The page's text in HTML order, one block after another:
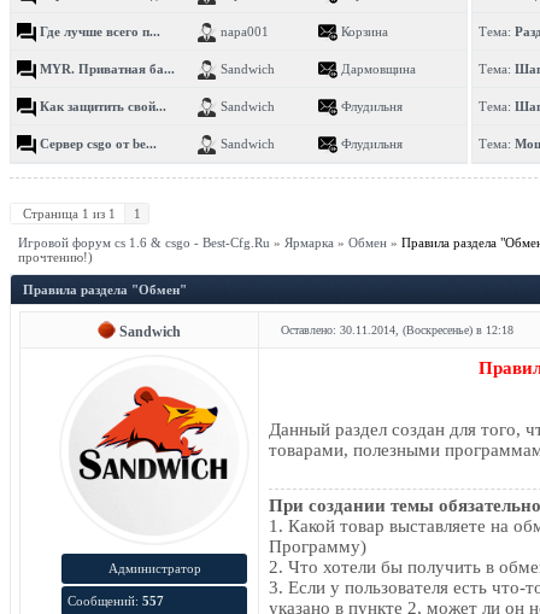
Где лучше всего п... napa001 Корзина
MYR. Приватная ба... Sandwich Дармовщина
Как защитить свой... Sandwich Флудильня
Сервер csgo от be... Sandwich Флудильня
Тема:
Тема:
Тема:
Тема:
Страница 1 из 1
1
Игровой форум cs 1.6 & csgo - Best-Cfg.Ru » Ярмарка » Обмен » Правила раздела
прочтению!)
Правила раздела "Обмен"
Sandwich Оставлено: 30.11.2014, (Воскресенье) в 12:18
Администратор
Сообщений: 557
Данный раздел создан для того,
товарами, полезными
При создании темы
1. Какой товар выставляете на
Программу)
2. Что хотели бы получить в
3. Если у пользователя есть что-
указано в пункте 2, может ли он